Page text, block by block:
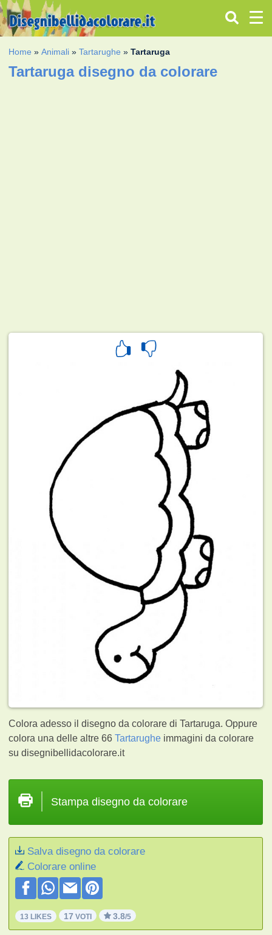
Home »Animali »Tartarughe »Tartaruga
Tartaruga disegno da colorare
Colora adesso il disegno da colorare di Tartaruga. Oppure
colora una delle altre 66Tartarughe immagini da colorare
su disegnibellidacolorare.it
Stampa disegno da colorare
Salva disegno da colorare
Colorare online
13 LIKES 17 VOTI 3.8/5